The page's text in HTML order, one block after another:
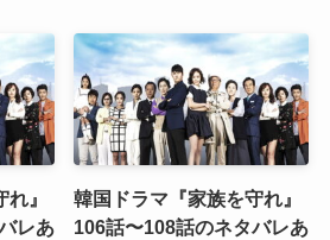
』
レあ
韓国ドラマ『家族を守れ』
106話〜108話のネタバレあ